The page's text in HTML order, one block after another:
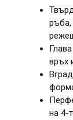
ръба,
връх
на 4-